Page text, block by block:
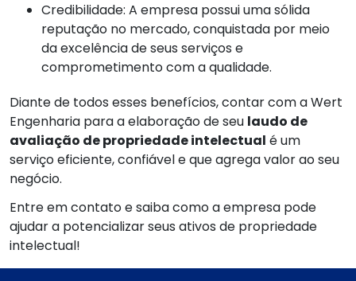
Credibilidade: A empresa possui uma sólida
reputação no mercado, conquistada por meio
da excelência de seus serviços e
comprometimento com a qualidade.
Diante de todos esses benefícios, contar com a Wert
Engenharia para a elaboração de seu laudo de
avaliação de propriedade intelectual é um
serviço eficiente, confiável e que agrega valor ao seu
negócio.
Entre em contato e saiba como a empresa pode
ajudar a potencializar seus ativos de propriedade
intelectual!